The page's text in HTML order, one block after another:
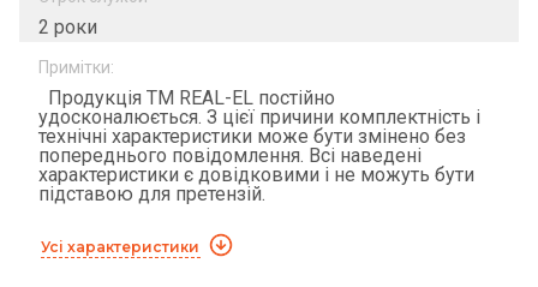
2 роки
Примітки:
Продукція ТМ REAL-EL постійно
удосконалюється. З цієї причини комплектність і
технічні характеристики може бути змінено без
попереднього повідомлення. Всі наведені
характеристики є довідковими і не можуть бути
підставою для претензій.
Усі характеристики